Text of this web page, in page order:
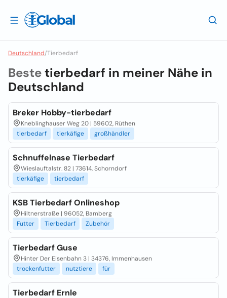
Deutschland/Tierbedarf
Bestetierbedarf in meiner Nähe in
Deutschland
Breker Hobby-tierbedarf
Kneblinghauser Weg 20 | 59602, Rüthen
tierbedarf
tierkäfige großhändler
Schnuffelnase Tierbedarf
Wieslauftalstr. 82 | 73614, Schorndorf
tierkäfige
tierbedarf
KSB Tierbedarf Onlineshop
Hiltnerstraße | 96052, Bamberg
Futter
Tierbedarf Zubehör
Tierbedarf Guse
Hinter Der Eisenbahn 3 | 34376, Immenhausen
trockenfutter
nutztiere für
Tierbedarf Ernle